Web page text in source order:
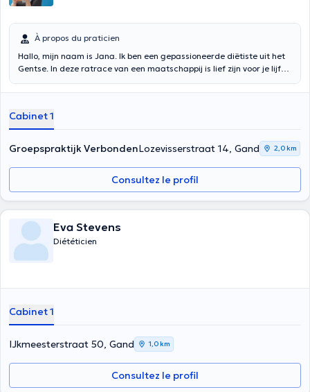
À propos du praticien
Hallo, mijn naam is Jana. Ik ben een gepassioneerde diëtiste uit het
Gentse. In deze ratrace van een maatschappij is lief zijn voor je lijf
vorm van zelfzorg. Ik leer je de juiste balans te vinden en geef tips en
pecialisaties: - gezond gewicht - Maag-darmklachten waaronder
PDS - Emotioneel eten, eetproblemen & eetstoornissen - Hart- en
vaatziekten -Vegetarisme & veganisme
Cabinet 1
Groepspraktijk VerbondenLozevisserstraat 14, Gand 2,0 km
Consultez le profil
Eva Stevens
Diététicien
Cabinet 1
IJkmeesterstraat 50, Gand 1,0 km
Consultez le profil